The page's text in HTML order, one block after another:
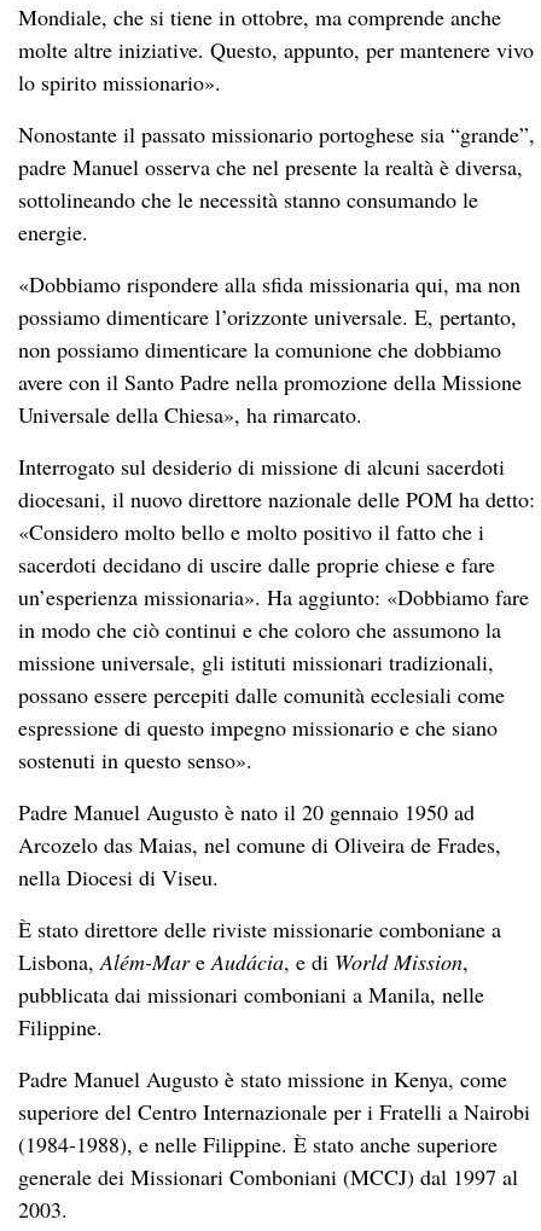
Mondiale, che si tiene in ottobre, ma comprende anche
molte altre iniziative. Questo, appunto, per mantenere vivo
lo spirito missionario».
Nonostante il passato missionario portoghese sia “grande”,
padre Manuel osserva che nel presente la realtà è diversa,
sottolineando che le necessità stanno consumando le
energie.
«Dobbiamo rispondere alla sfida missionaria qui, ma non
possiamo dimenticare l’orizzonte universale. E, pertanto,
non possiamo dimenticare la comunione che dobbiamo
avere con il Santo Padre nella promozione della Missione
Universale della Chiesa», ha rimarcato.
Interrogato sul desiderio di missione di alcuni sacerdoti
diocesani, il nuovo direttore nazionale delle POM ha detto:
«Considero molto bello e molto positivo il fatto che i
sacerdoti decidano di uscire dalle proprie chiese e fare
un’esperienza missionaria». Ha aggiunto: «Dobbiamo fare
in modo che ciò continui e che coloro che assumono la
missione universale, gli istituti missionari tradizionali,
possano essere percepiti dalle comunità ecclesiali come
espressione di questo impegno missionario e che siano
sostenuti in questo senso».
Padre Manuel Augusto è nato il 20 gennaio 1950 ad
Arcozelo das Maias, nel comune di Oliveira de Frades,
nella Diocesi di Viseu.
È stato direttore delle riviste missionarie comboniane a
Lisbona, Além-Mare Audácia, e di World Mission,
pubblicata dai missionari comboniani a Manila, nelle
Filippine.
Padre Manuel Augusto è stato missione in Kenya, come
superiore del Centro Internazionale per i Fratelli a Nairobi
(1984-1988), e nelle Filippine. È stato anche superiore
generale dei Missionari Comboniani (MCCJ) dal 1997 al
2003.